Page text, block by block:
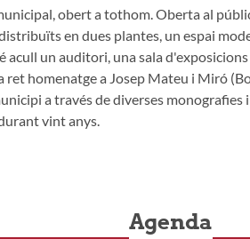
obert a tothom. Oberta al
en dues plantes, un espai
un auditori, una sala
ret homenatge a Josep Mateu i Miró
a través de diverses
vint anys.
Agenda